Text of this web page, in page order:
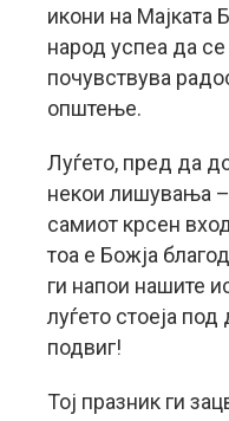
икони на Мајката
народ успеа да
почувствува
општење.
Луѓето, пред да
некои лишувања
самиот крсен
тоа е Божја
ги напои нашите
луѓето стоеја
подвиг!
Тој празник ги